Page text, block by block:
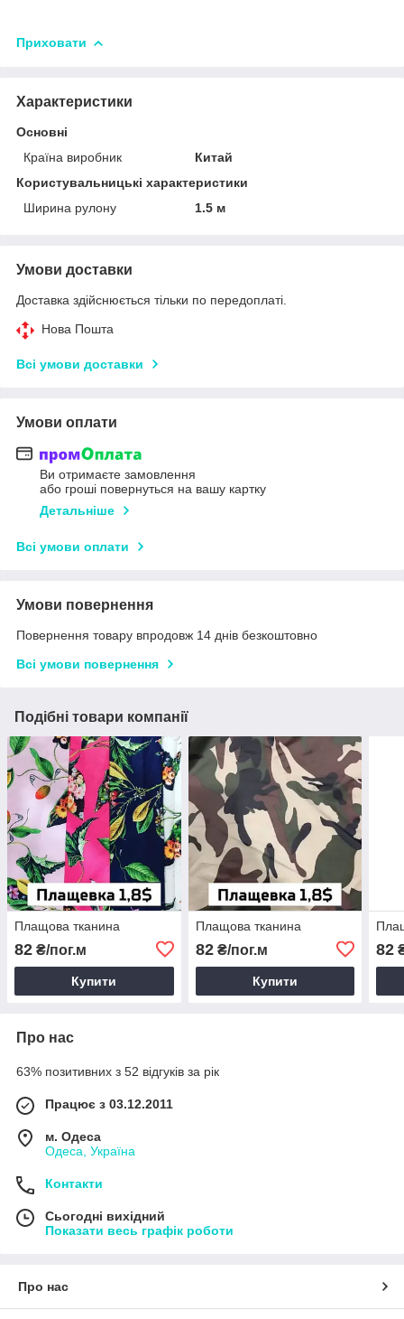
Приховати
Характеристики
Основні
Країна виробник
Китай
Користувальницькі характеристики
Ширина рулону
1.5 м
Умови доставки
Доставка здійснюється тільки по передоплаті.
Нова Пошта
Всі умови доставки
Умови оплати
Ви отримаєте замовлення
або гроші повернуться на вашу картку
Детальніше
Всі умови оплати
Умови повернення
Повернення товару впродовж 14 днів безкоштовно
Всі умови повернення
Подібні товари компанії
Плащова тканина
82 ₴/пог.м
Купити
Плащова тканина
82₴/пог.м
Купити
82
Про нас
63% позитивних з 52 відгуків за рік
Працює з 03.12.2011
м. Одеса
Одеса, Україна
Контакти
Сьогодні вихідний
Показати весь графік роботи
Про нас